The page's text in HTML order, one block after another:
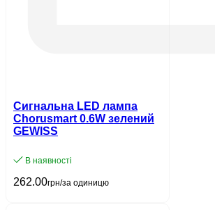
Сигнальна LED лампа
Chorusmart 0.6W зелений
GEWISS
В наявності
262.00грн/за одиницю